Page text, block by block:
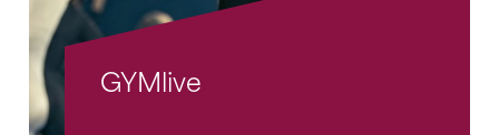
GYMlive